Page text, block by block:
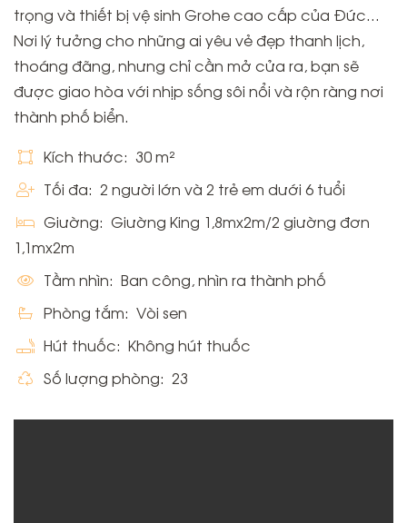
trọng và thiết bị vệ sinh Grohe cao cấp của Đức…
Nơi lý tưởng cho những ai yêu vẻ đẹp thanh lịch,
thoáng đãng, nhưng chỉ cần mở cửa ra, bạn sẽ
được giao hòa với nhịp sống sôi nổi và rộn ràng nơi
thành phố biển.
Kích thước: 30 m²
Tối đa: 2 người lớn và 2 trẻ em dưới 6 tuổi
Giường: Giường King 1,8mx2m/2 giường đơn
1,1mx2m
Tầm nhìn: Ban công, nhìn ra thành phố
Phòng tắm: Vòi sen
Hút thuốc: Không hút thuốc
Số lượng phòng: 23